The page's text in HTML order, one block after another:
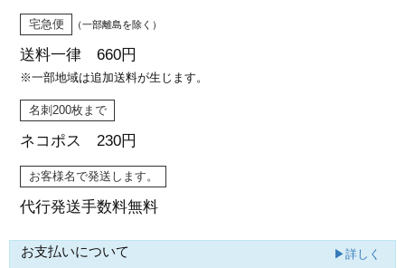
宅急便 （一部離島を除く）
送料一律 660円
※一部地域は追加送料が生じます。
名刺200枚まで
ネコポス 230円
お客様名で発送します。
代行発送手数料無料
お支払いについて ▶詳しく